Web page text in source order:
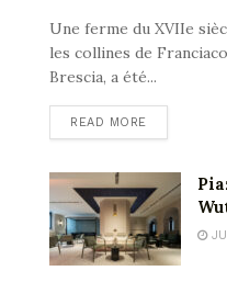
Une ferme du XVIIe
les collines de
Brescia, a été...
READ MORE